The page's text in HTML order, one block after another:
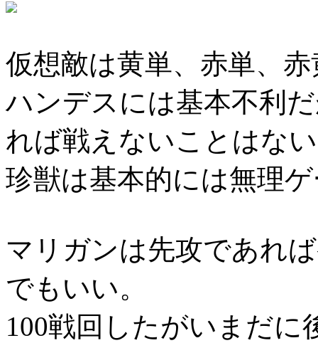
仮想敵は黄単、赤単、赤
ハンデスには基本不利
れば戦えないことはな
珍獣は基本的には無理
マリガンは先攻であれ
でもいい。
100戦回したがいまだ